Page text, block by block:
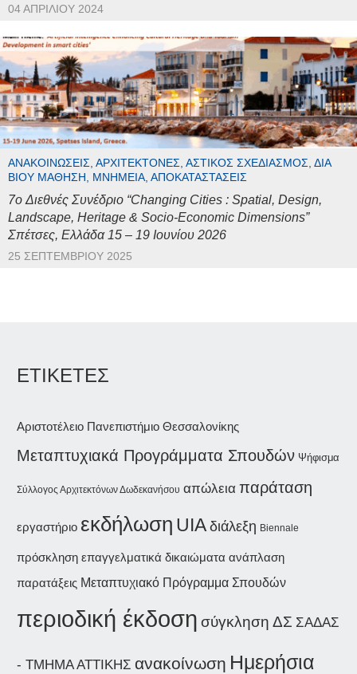
04 ΑΠΡΙΛΊΟΥ 2024
ΑΝΑΚΟΙΝΏΣΕΙΣ, ΑΡΧΙΤΈΚΤΟΝΕΣ, ΑΣΤΙΚΌΣ ΣΧΕΔΙΑΣΜΌΣ, ΔΙΆ
ΒΊΟΥ ΜΆΘΗΣΗ, ΜΝΗΜΕΊΑ, ΑΠΟΚΑΤΑΣΤΆΣΕΙΣ
7o Διεθνές Συνέδριο “Changing Cities : Spatial, Design,
Landscape, Heritage & Socio-Economic Dimensions”
Σπέτσες, Ελλάδα 15 – 19 Ιουνίου 2026
25 ΣΕΠΤΕΜΒΡΊΟΥ 2025
ΕΤΙΚΕΤΕΣ
Αριστοτέλειο Πανεπιστήμιο Θεσσαλονίκης
Μεταπτυχιακά Προγράμματα Σπουδών Ψήφισμα
Σύλλογος Αρχιτεκτόνων Δωδεκανήσου απώλεια παράταση
εργαστήριο εκδήλωση UIA διάλεξη Biennale
πρόσκληση επαγγελματικά δικαιώματα ανάπλαση
παρατάξεις Μεταπτυχιακό Πρόγραμμα Σπουδών
περιοδική έκδοση σύγκληση ΔΣ ΣΑΔΑΣ
- ΤΜΗΜΑ ΑΤΤΙΚΗΣ ανακοίνωση Ημερήσια